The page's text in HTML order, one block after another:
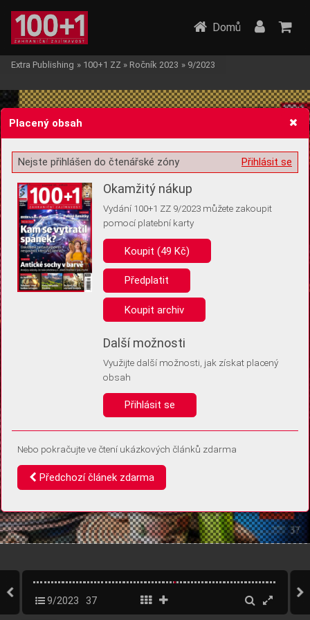
Žádost o souhlas s ukládáním volitelných informací
Pro základní fungování webu nepotřebujeme ukládat žádné informace
(tzv. cookies apod.). Rádi bychom vás ale požádali o souhlas s
uložením volitelných informací:
Anonymní unikátní ID
Díky němu příště poznáme, že se jedná o stejné zařízení, a
Identifikátor je zcela anonymní.
Vaše souhlasy a odmítnutí si ukládáme do vašeho zařízení, abychom se
vás už příště znovu neptali. Můžete je kdykoli později upravit ve Správě
Domů
Extra Publishing » 100+1 ZZ » Ročník 2023 » 9/2023
9/2023 37
Placený obsah
Přihlásit se
Nejste přihlášen do čtenářské zóny
Okamžitý nákup
Vydání 100+1 ZZ 9/2023 můžete zakoupit
pomocí platební karty
Koupit (49 Kč)
Předplatit
Koupit archiv
Další možnosti
Využijte další možnosti, jak získat placený
obsah
Přihlásit se
Nebo pokračujte ve čtení ukázkových článků zdarma
Předchozí článek zdarma